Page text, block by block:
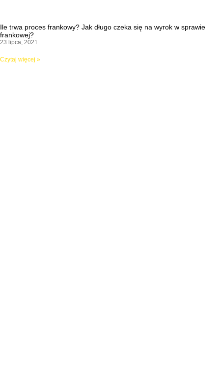
Ile trwa proces frankowy? Jak długo czeka się na wyrok w sprawie
frankowej?
23 lipca, 2021
Czytaj więcej »